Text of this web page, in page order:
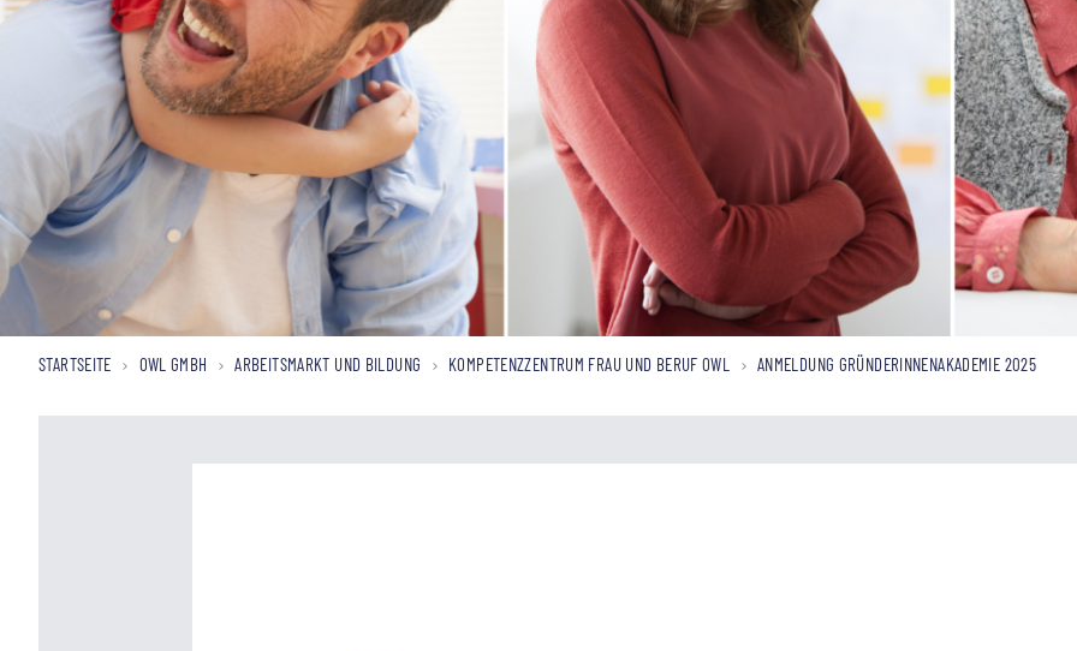
STARTSEITE OWL GMBH ARBEITSMARKT UND BILDUNG KOMPETENZZENTRUM FRAU UND BERUF OWL ANMELDUNG GRÜNDERINNENAKADEMIE 2025